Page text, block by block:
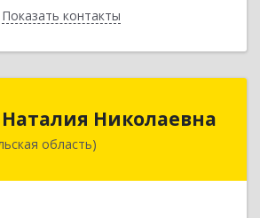
Показать контакты
Назад
Николаевна
область)
г.Мирный, Архангельской обл.,